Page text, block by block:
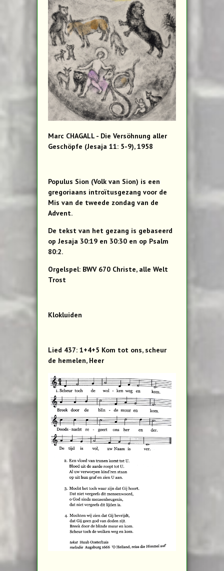
Marc CHAGALL - Die Versöhnung aller
Geschöpfe (Jesaja 11: 5-9), 1958
Populus Sion (Volk van Sion) is een
gregoriaans introïtusgezang voor de
Mis van de tweede zondag van de
Advent.
De tekst van het gezang is gebaseerd
op Jesaja 30:19 en 30:30 en op Psalm
80:2.
Orgelspel: BWV 670 Christe, alle Welt
Trost
Klokluiden
Lied 437: 1+4+5 Kom tot ons, scheur
de hemelen, Heer